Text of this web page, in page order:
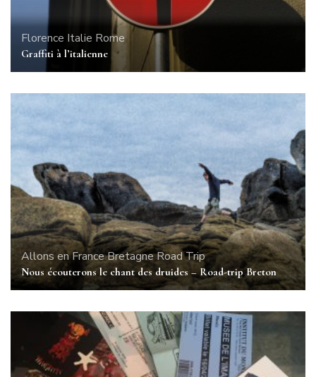
Florence Italie Rome
Graffiti à l’italienne
Allons en FranceBretagneRoad Trip
Nous écouterons le chant des druides – Road-trip Breton